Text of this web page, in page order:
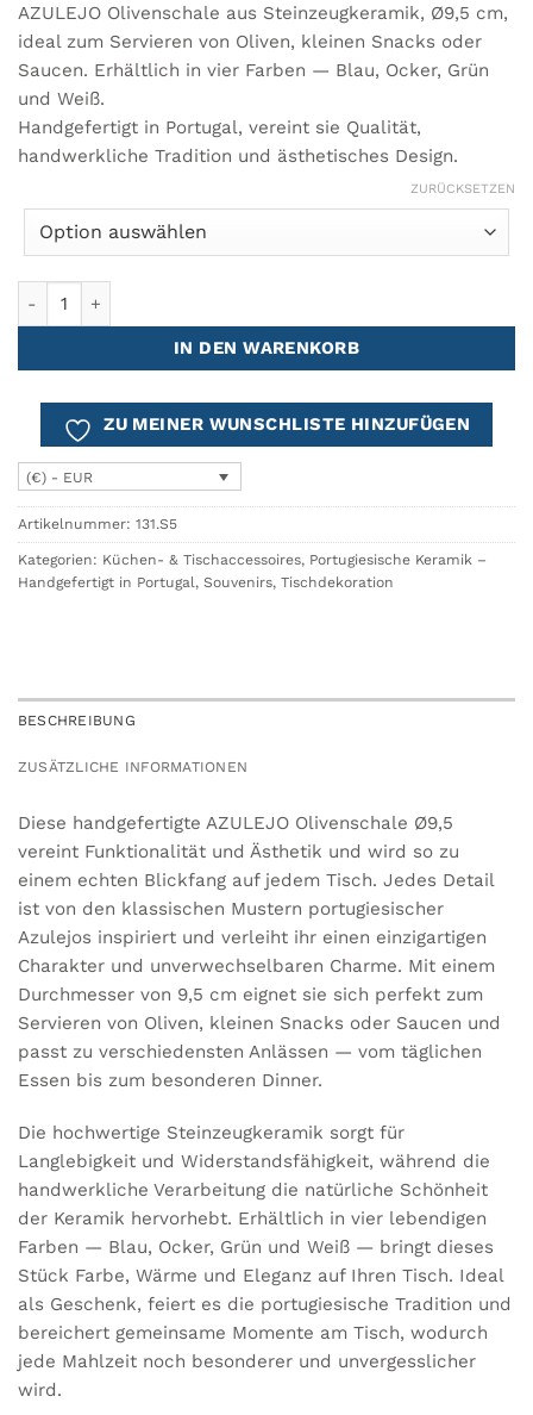
AZULEJO Olivenschale aus Steinzeugkeramik, Ø9,5 cm,
ideal zum Servieren von Oliven, kleinen Snacks oder
Saucen. Erhältlich in vier Farben — Blau, Ocker, Grün
und Weiß.
Handgefertigt in Portugal, vereint sie Qualität,
handwerkliche Tradition und ästhetisches Design.
ZURÜCKSETZEN
IN DEN WARENKORB
ZU MEINER WUNSCHLISTE HINZUFÜGEN
(€) - EUR
Artikelnummer: 131.S5
Kategorien: Küchen- & Tischaccessoires, Portugiesische Keramik –
Handgefertigt in Portugal , Souvenirs, Tischdekoration
BESCHREIBUNG
ZUSÄTZLICHE INFORMATIONEN
Diese handgefertigte AZULEJO Olivenschale Ø9,5
vereint Funktionalität und Ästhetik und wird so zu
einem echten Blickfang auf jedem Tisch. Jedes Detail
ist von den klassischen Mustern portugiesischer
Azulejos inspiriert und verleiht ihr einen einzigartigen
Charakter und unverwechselbaren Charme. Mit einem
Durchmesser von 9,5 cm eignet sie sich perfekt zum
Servieren von Oliven, kleinen Snacks oder Saucen und
passt zu verschiedensten Anlässen — vom täglichen
Essen bis zum besonderen Dinner.
Die hochwertige Steinzeugkeramik sorgt für
Langlebigkeit und Widerstandsfähigkeit, während die
handwerkliche Verarbeitung die natürliche Schönheit
der Keramik hervorhebt. Erhältlich in vier lebendigen
Farben — Blau, Ocker, Grün und Weiß — bringt dieses
Stück Farbe, Wärme und Eleganz auf Ihren Tisch. Ideal
als Geschenk, feiert es die portugiesische Tradition und
bereichert gemeinsame Momente am Tisch, wodurch
jede Mahlzeit noch besonderer und unvergesslicher
wird.